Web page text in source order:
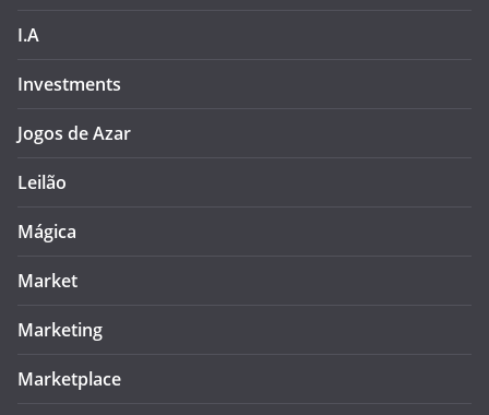
I.A
Investments
Jogos de Azar
Leilão
Mágica
Market
Marketing
Marketplace